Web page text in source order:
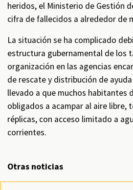
heridos, el Ministerio de Gestión
cifra de fallecidos a alrededor de
La situación se ha complicado
estructura gubernamental de los
organización en las agencias
de rescate y distribución de
llevado a que muchos habitantes
obligados a acampar al aire libre,
réplicas, con acceso limitado a
corrientes.
Otras noticias